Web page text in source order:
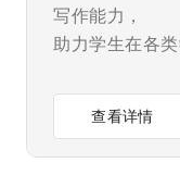
写作能力，
助力学生在各
查看详情